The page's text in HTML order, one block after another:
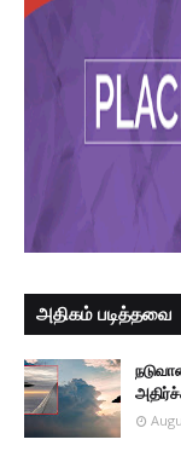
அதிகம் படித்தவை